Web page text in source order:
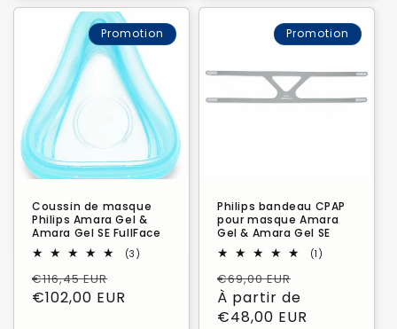
Promotion
Coussin de masque
Philips Amara Gel &
Amara Gel SE FullFace
(3)
Prix
habituel
€116,45 EUR
promotionnel
€102,00 EUR
Promotion
Philips bandeau CPAP
pour masque Amara
Gel & Amara Gel SE
(1)
Prix
habituel
€69,00 EUR
À partir de
€48,00 EUR